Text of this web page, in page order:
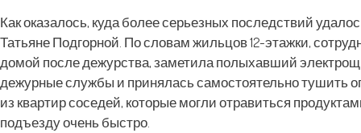
Как оказалось, куда более серьезных последствий
Татьяне Подгорной. По словам жильцов 12-этажки,
домой после дежурства, заметила полыхавший
дежурные службы и принялась самостоятельно тушить
из квартир соседей, которые могли отравиться
подъезду очень быстро.